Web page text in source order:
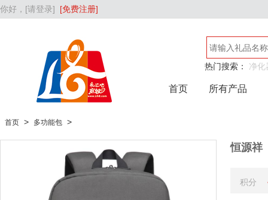
你好， [请登录] [免费注册]
热门搜索： 净化
首页 所有产品
首页 > 多功能包 >
恒源祥
积分